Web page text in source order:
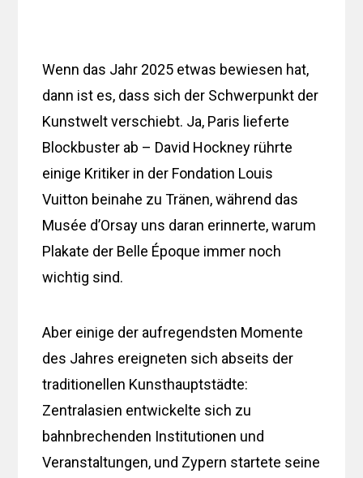
Wenn das Jahr 2025 etwas bewiesen hat,
dann ist es, dass sich der Schwerpunkt der
Kunstwelt verschiebt. Ja, Paris lieferte
Blockbuster ab – David Hockney rührte
einige Kritiker in der Fondation Louis
Vuitton beinahe zu Tränen, während das
Musée d’Orsay uns daran erinnerte, warum
Plakate der Belle Époque immer noch
wichtig sind.
Aber einige der aufregendsten Momente
des Jahres ereigneten sich abseits der
traditionellen Kunsthauptstädte:
Zentralasien entwickelte sich zu
bahnbrechenden Institutionen und
Veranstaltungen, und Zypern startete seine